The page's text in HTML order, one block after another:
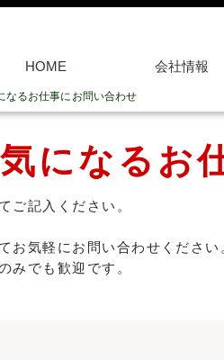
HOME 会社情報
なるお仕事にお問い合わせ
気になるお
ご記入ください。
お気軽にお問い合わせくださ
みでも歓迎です。